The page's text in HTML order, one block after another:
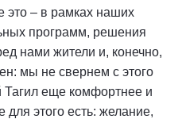
это – в рамках наших
программ, решения
нами жители и, конечно,
мы не свернем с этого
Тагил еще комфортнее и
для этого есть: желание,